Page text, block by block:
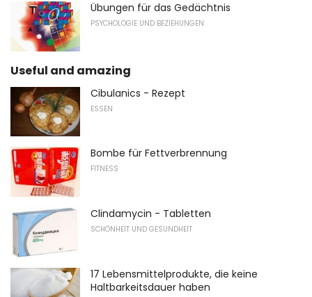
Übungen für das Gedächtnis
PSYCHOLOGIE UND BEZIEHUNGEN
Useful and amazing
Cibulanics - Rezept
ESSEN
Bombe für Fettverbrennung
FITNESS
Clindamycin - Tabletten
SCHÖNHEIT UND GESUNDHEIT
17 Lebensmittelprodukte, die keine
Haltbarkeitsdauer haben